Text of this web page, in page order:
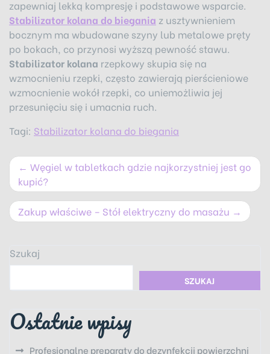
zapewniaj lekką kompresję i podstawowe wsparcie.
Stabilizator kolana do biegania z usztywnieniem
bocznym ma wbudowane szyny lub metalowe pręty
po bokach, co przynosi wyższą pewność stawu.
Stabilizator kolana rzepkowy skupia się na
wzmocnieniu rzepki, często zawierają pierścieniowe
wzmocnienie wokół rzepki, co uniemożliwia jej
przesunięciu się i umacnia ruch.
Tagi: Stabilizator kolana do biegania
Nawigacja
wpisu
Węgiel w tabletkach gdzie najkorzystniej jest go
kupić?
Zakup właściwe – Stół elektryczny do masażu
Szukaj
SZUKAJ
Ostatnie wpisy
Profesjonalne preparaty do dezynfekcji powierzchni